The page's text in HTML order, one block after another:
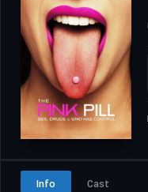
Info Cast